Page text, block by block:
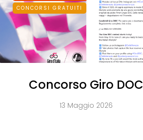
CONCORSI GRATUITI
Concorso Giro DOC
13 Maggio 2026